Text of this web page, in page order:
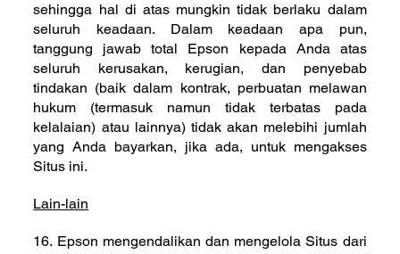
sehingga hal di atas mungkin tidak berlaku dalam
seluruh keadaan. Dalam keadaan apa pun,
tanggung jawab total Epson kepada Anda atas
seluruh kerusakan, kerugian, dan penyebab
tindakan (baik dalam kontrak, perbuatan melawan
hukum (termasuk namun tidak terbatas pada
kelalaian) atau lainnya) tidak akan melebihi jumlah
yang Anda bayarkan, jika ada, untuk mengakses
Situs ini.
Lain-lain
16. Epson mengendalikan dan mengelola Situs dari